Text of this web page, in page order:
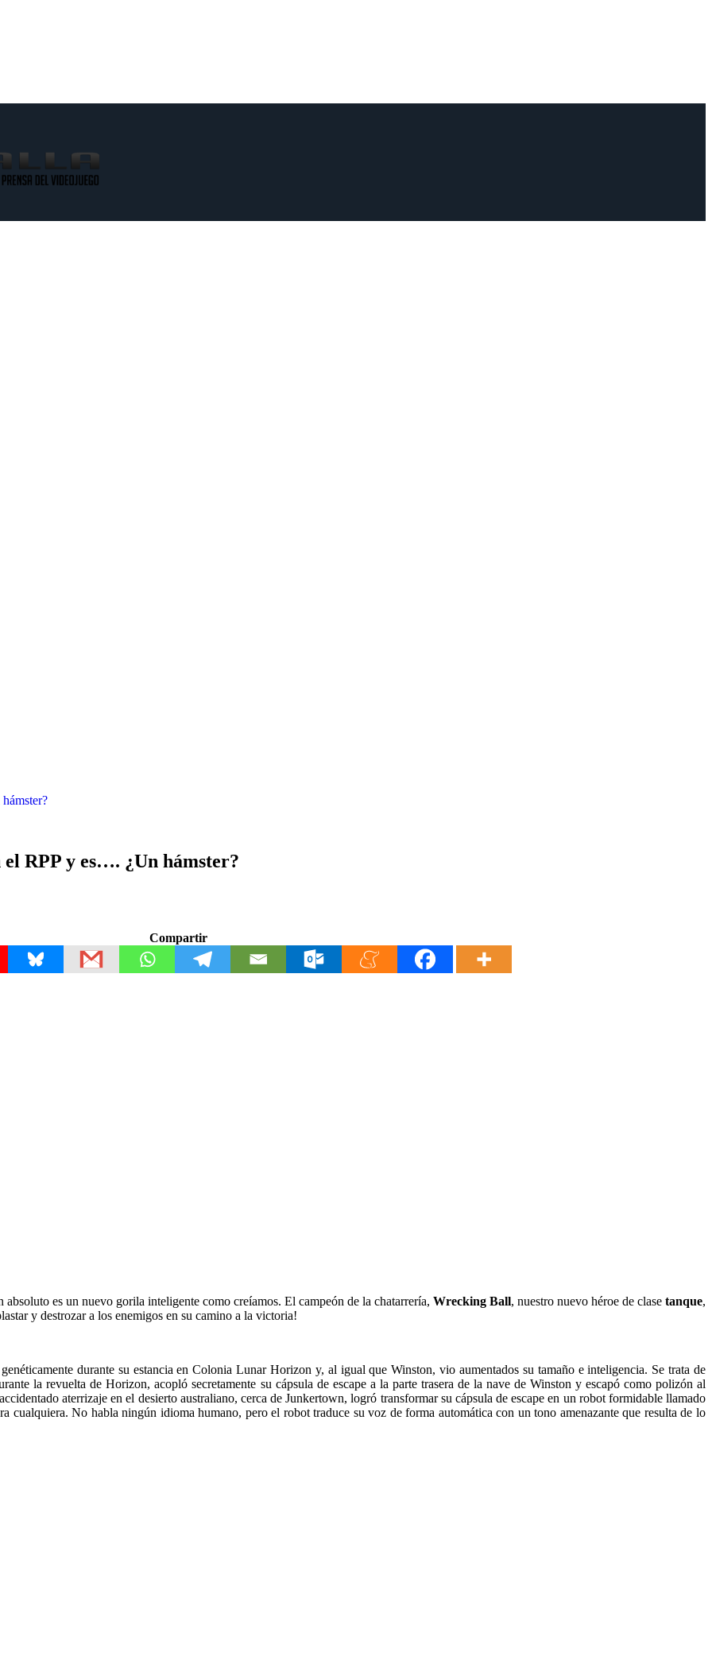
el RPP y es…. ¿Un hámster?
Compartir
absoluto es un nuevo gorila inteligente como creíamos. El campeón de la chatarrería, Wrecking Ball, nuestro nuevo héroe de clase tanque,
y destrozar a los enemigos en su camino a la victoria!
durante su estancia en Colonia Lunar Horizon y, al igual que Winston, vio aumentados su tamaño e inteligencia. Se trata de
la revuelta de Horizon, acopló secretamente su cápsula de escape a la parte trasera de la nave de Winston y escapó como polizón al
aterrizaje en el desierto australiano, cerca de Junkertown, logró transformar su cápsula de escape en un robot formidable llamado
cualquiera. No habla ningún idioma humano, pero el robot traduce su voz de forma automática con un tono amenazante que resulta de lo